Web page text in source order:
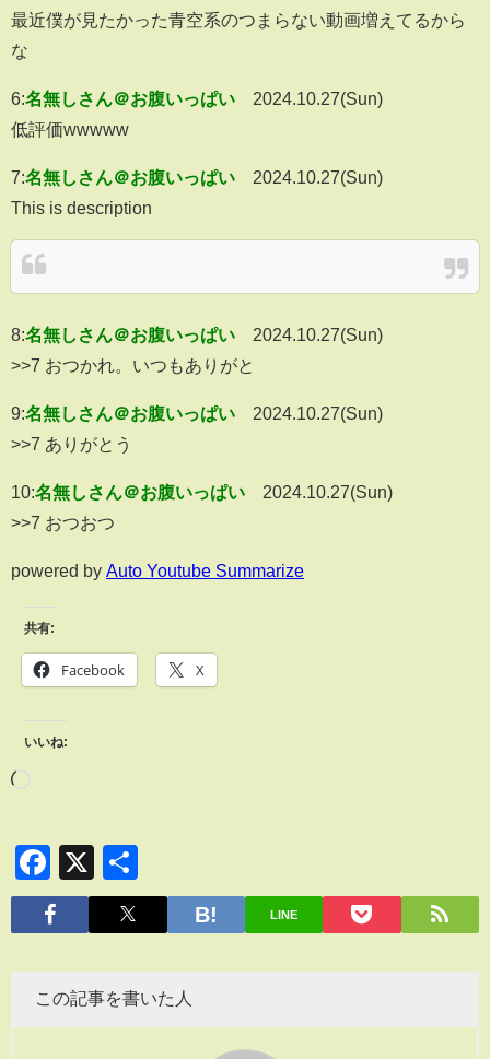
最近僕が見たかった青空系のつまらない動画増えてるから
な
6:名無しさん＠お腹いっぱい
2024.10.27(Sun)
低評価wwwww
7:名無しさん＠お腹いっぱい
2024.10.27(Sun)
This is description
8:名無しさん＠お腹いっぱい
2024.10.27(Sun)
>>7 おつかれ。いつもありがと
9:名無しさん＠お腹いっぱい
2024.10.27(Sun)
>>7 ありがとう
10:名無しさん＠お腹いっぱい
2024.10.27(Sun)
>>7 おつおつ
powered by Auto Youtube Summarize
共有:
Facebook X
いいね:
Facebook
X
有
LINE
この記事を書いた人